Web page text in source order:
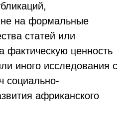
на формальные
статей или
фактическую ценность
иного исследования с
социально-
африканского